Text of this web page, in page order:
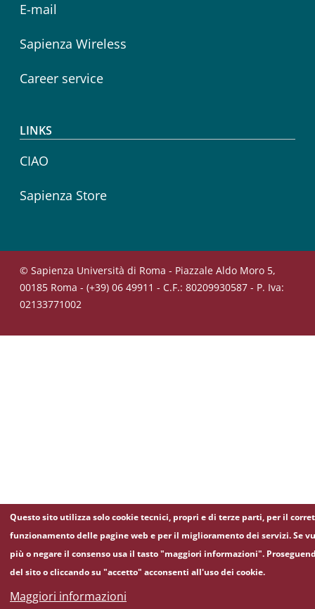
E-mail
Sapienza Wireless
Career service
LINKS
CIAO
Sapienza Store
© Sapienza Università di Roma - Piazzale Aldo Moro 5,
00185 Roma - (+39) 06 49911 - C.F.: 80209930587 - P. Iva:
02133771002
Questo sito utilizza solo cookie tecnici, propri e di terze parti, per il
funzionamento delle pagine web e per il miglioramento dei servizi. Se
più o negare il consenso usa il tasto "maggiori informazioni".
del sito o cliccando su "accetto" acconsenti all'uso dei cookie.
Maggiori informazioni